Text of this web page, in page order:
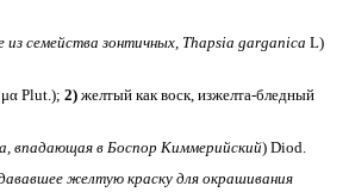
из семейства зонтичных, Thapsia garganica L)
Plut.); 2)желтый как воск, изжелта-бледный
впадающая в Боспор Киммерийский) Diod.
желтую краску для окрашивания